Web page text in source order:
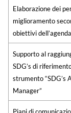
Elaborazione dei
miglioramento
obiettivi
Supporto al
SDG’s di
strumento “SDG’s
Manager”